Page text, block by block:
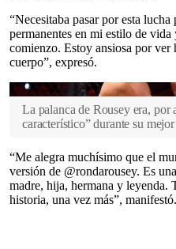
“Necesitaba pasar por esta
permanentes en mi estilo de
comienzo. Estoy ansiosa por ver
cuerpo”, expresó.
La palanca de Rousey era,
característico” durante su mejor
“Me alegra muchísimo que el
versión de @rondarousey. Es
madre, hija, hermana y leyenda.
historia, una vez más”, manifestó.